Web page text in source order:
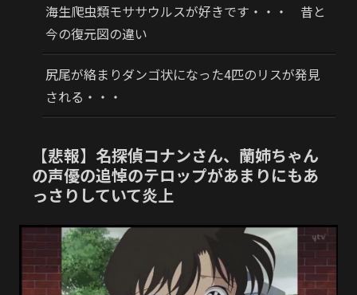
海生爬虫類モササウルスが好きです・・・ 昔と
今の復元図の違い
尻尾が絡まりダンゴ状になった4匹のリスが発見
される・・・
【悲報】名探偵コナンさん、蘭姉ちゃん
の声優の追悼のテロップがあまりにもあ
っさりしていて炎上